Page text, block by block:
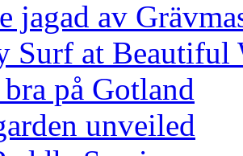
jagad av
Surf at Beautiful
på Gotland
unveiled